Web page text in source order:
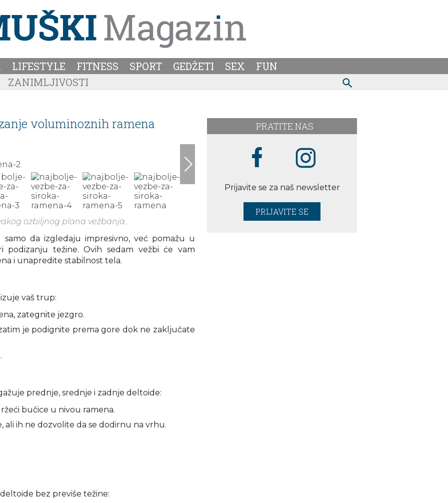
LIFESTYLE FITNESS SPORT GEDŽETI SEX
FUN
ZANIMLJIVOSTI
voluminoznih ramena
ozbiljnog plana vežbanja...
da izgledaju impresivno, već pomažu u
podizanju težine. Ovih sedam vežbi će vam
i unapredite stabilnost tela.
vaš trup:
zategnite jezgro.
je podignite prema gore dok ne zaključate
prednje, srednje i zadnje deltoide:
bučice u nivou ramena.
ali ih ne dozvolite da se dodirnu na vrhu.
bez previše težine:
PRATITE NAS
Prijavite se za naš newsletter
PRIJAVITE SE